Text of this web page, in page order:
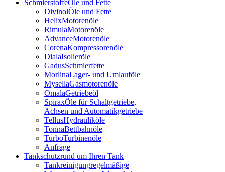
SchmierstoffeÖle und Fette
DivinolÖle und Fette
HelixMotorenöle
RimulaMotorenöle
AdvanceMotorenöle
CorenaKompressorenöle
DialaIsolieröle
GadusSchmierfette
MorlinaLager- und Umlauföle
MysellaGasmotorenöle
OmalaGetriebeöl
SpiraxÖle für Schaltgetriebe,
Achsen und Automatikgetriebe
TellusHydrauliköle
TonnaBettbahnöle
TurboTurbinenöle
Anfrage
Tankschutzrund um Ihren Tank
Tankreinigungregelmäßige